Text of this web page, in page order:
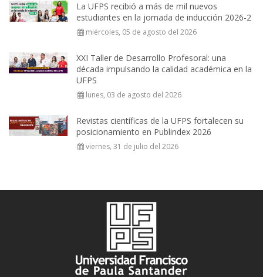
La UFPS recibió a más de mil nuevos
estudiantes en la jornada de inducción 2026-2
miércoles, 05 de agosto del 2026
XXI Taller de Desarrollo Profesoral: una
década impulsando la calidad académica en la
UFPS
lunes, 03 de agosto del 2026
Revistas científicas de la UFPS fortalecen su
posicionamiento en Publindex 2026
viernes, 31 de julio del 2026